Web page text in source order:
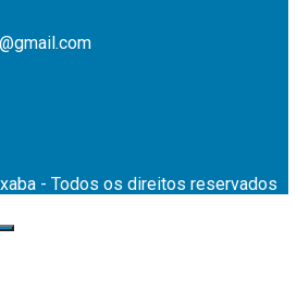
- Todos os direitos reservados